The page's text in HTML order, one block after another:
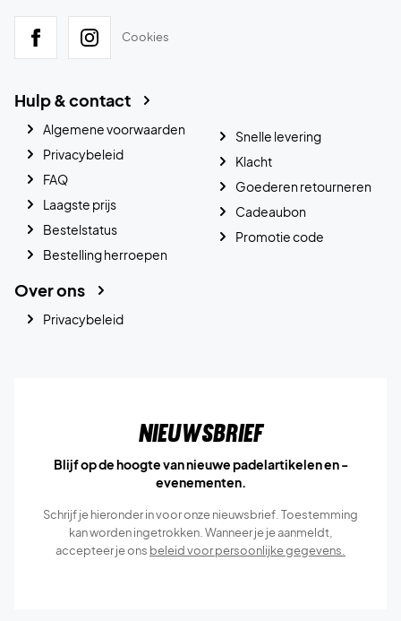
Cookies
Hulp & contact
Algemene voorwaarden
Privacybeleid
FAQ
Laagste prijs
Bestelstatus
Bestelling herroepen
Snelle levering
Klacht
Goederen retourneren
Cadeaubon
Promotie code
Over ons
Privacybeleid
Nieuwsbrief
Blijf op de hoogte van nieuwe padelartikelen en -
evenementen.
Schrijf je hieronder in voor onze nieuwsbrief. Toestemming
kan worden ingetrokken. Wanneer je je aanmeldt,
accepteer je ons beleid voor persoonlijke gegevens.